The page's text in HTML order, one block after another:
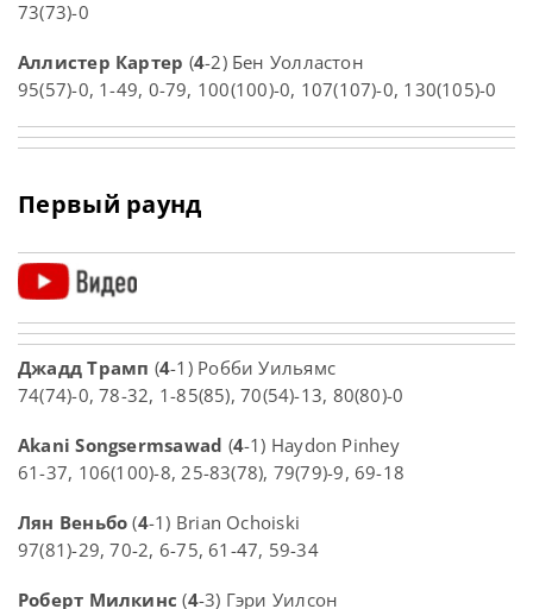
73(73)-0
Аллистер Картер (4-2) Бен Уолластон
95(57)-0, 1-49, 0-79, 100(100)-0, 107(107)-0, 130(105)-0
Первый раунд
Джадд Трамп (4-1) Робби Уильямс
74(74)-0, 78-32, 1-85(85), 70(54)-13, 80(80)-0
Akani Songsermsawad (4-1) Haydon Pinhey
61-37, 106(100)-8, 25-83(78), 79(79)-9, 69-18
Лян Веньбо (4-1) Brian Ochoiski
97(81)-29, 70-2, 6-75, 61-47, 59-34
Роберт Милкинс (4-3) Гэри Уилсон